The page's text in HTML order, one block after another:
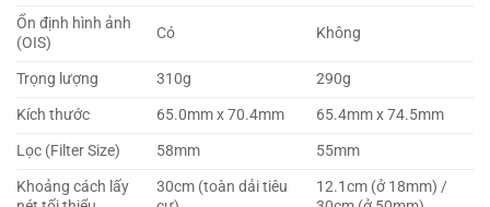
Ổn định hình ảnh
(OIS)
Có Không
Trọng lượng 310g
290g
Kích thước
65.0mm x 70.4mm
65.4mm x 74.5mm
Lọc (Filter Size)
58mm
55mm
Khoảng cách lấy
30cm (toàn dải tiêu
12.1cm (ở 18mm) /